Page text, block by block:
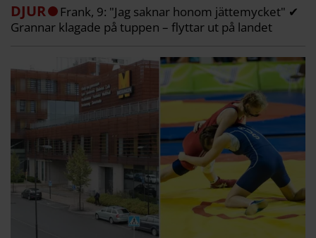
DJUR
Frank, 9: "Jag saknar honom jättemycket" ✔
Grannar klagade på tuppen – flyttar ut på landet